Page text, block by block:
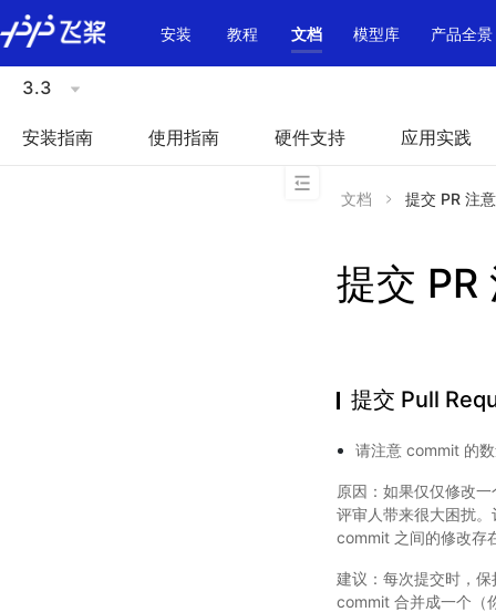
\u200E
安装
教程 文档 模型库 产品全景
3.3
安装指南 使用指南 硬件支持 应用实践
文档 提交 PR 注
提交 PR
提交 Pull
请注意 commit 的
原因：如果仅仅修改
评审人带来很大困扰
commit 之间的修改存
建议：每次提交时，
commit 合并成一个（